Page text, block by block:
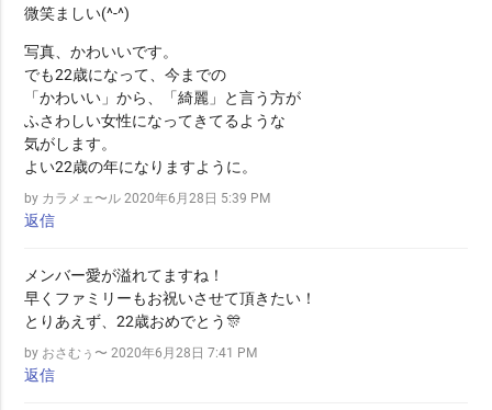
微笑ましい(^-^)
写真、かわいいです。
でも22歳になって、今までの
「かわいい」から、「綺麗」と言う方が
ふさわしい女性になってきてるような
気がします。
よい22歳の年になりますように。
by カラメェ〜ル 2020年6月28日 5:39 PM
返信
メンバー愛が溢れてますね！
早くファミリーもお祝いさせて頂きたい！
とりあえず、22歳おめでとう🎊
by おさむぅ〜 2020年6月28日 7:41 PM
返信